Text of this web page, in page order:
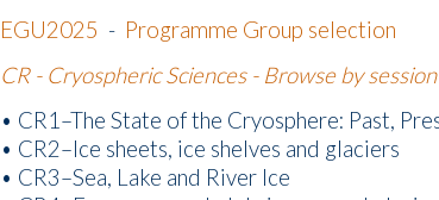
EGU2025 - Programme Group selection
CR - Cryospheric Sciences - Browse by session
• CR1–The State of the Cryosphere: Past,
• CR2–Ice sheets, ice shelves and glaciers
• CR3–Sea, Lake and River Ice